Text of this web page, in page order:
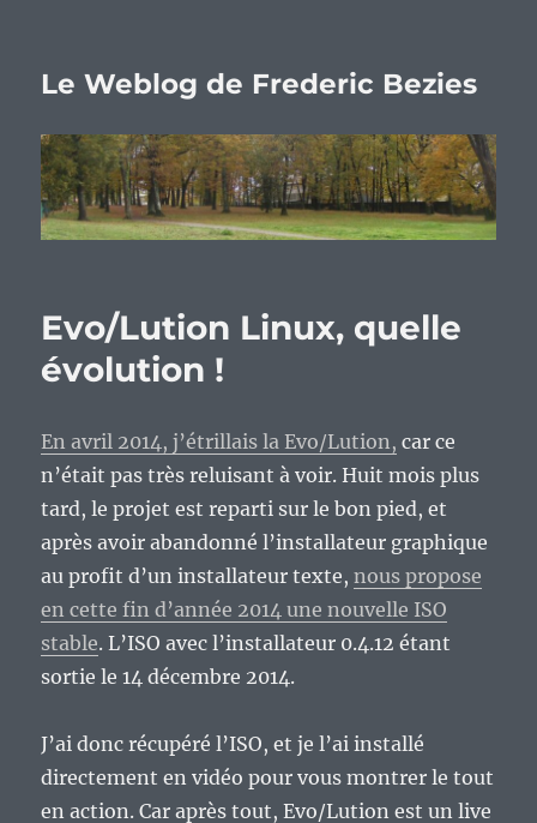
Le Weblog de Frederic Bezies
Evo/Lution Linux, quelle
évolution !
En avril 2014, j’étrillais la Evo/Lution, car ce
n’était pas très reluisant à voir. Huit mois plus
tard, le projet est reparti sur le bon pied, et
après avoir abandonné l’installateur graphique
au profit d’un installateur texte,nous propose
en cette fin d’année 2014 une nouvelle ISO
stable. L’ISO avec l’installateur 0.4.12 étant
sortie le 14 décembre 2014.
J’ai donc récupéré l’ISO, et je l’ai installé
directement en vidéo pour vous montrer le tout
en action. Car après tout, Evo/Lution est un live